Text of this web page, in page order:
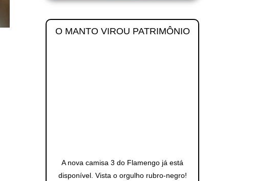
O MANTO VIROU PATRIMÔNIO
A nova camisa 3 do Flamengo já está
disponível. Vista o orgulho rubro-negro!